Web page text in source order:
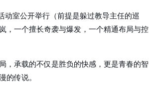
动室公开举行（前提是躲过教导主任的巡
，一个擅长奇袭与爆发，一个精通布局与控
，承载的不仅是胜负的快感，更是青春的智
传说。